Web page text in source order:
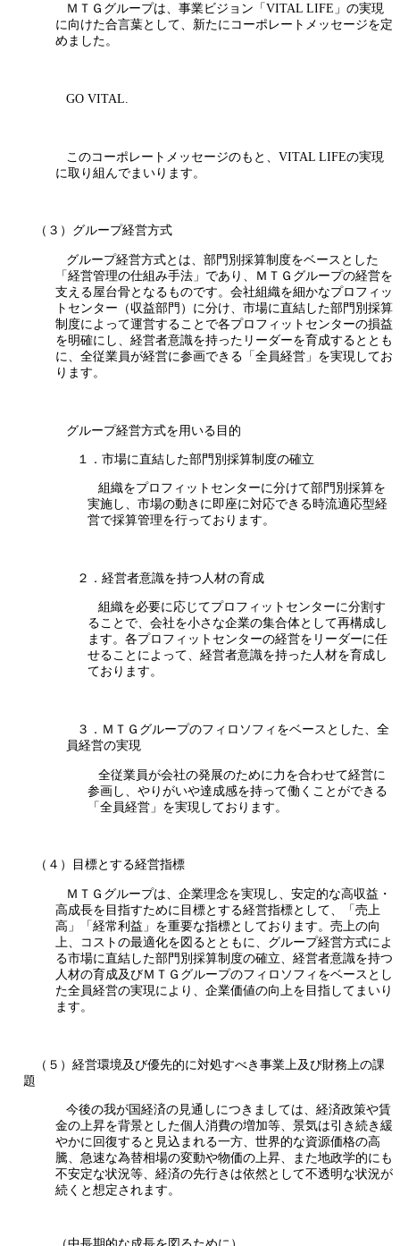
ＭＴＧグループは、事業ビジョン「VITAL LIFE」の実現
に向けた合言葉として、新たにコーポレートメッセージを定
めました。
GO VITAL.
このコーポレートメッセージのもと、VITAL LIFEの実現
に取り組んでまいります。
（３）グループ経営方式
グループ経営方式とは、部門別採算制度をベースとした
「経営管理の仕組み手法」であり、ＭＴＧグループの経営を
支える屋台骨となるものです。会社組織を細かなプロフィッ
トセンター（収益部門）に分け、市場に直結した部門別採算
制度によって運営することで各プロフィットセンターの損益
を明確にし、経営者意識を持ったリーダーを育成するととも
に、全従業員が経営に参画できる「全員経営」を実現してお
ります。
グループ経営方式を用いる目的
１．市場に直結した部門別採算制度の確立
組織をプロフィットセンターに分けて部門別採算を
実施し、市場の動きに即座に対応できる時流適応型経
営で採算管理を行っております。
２．経営者意識を持つ人材の育成
組織を必要に応じてプロフィットセンターに分割す
ることで、会社を小さな企業の集合体として再構成し
ます。各プロフィットセンターの経営をリーダーに任
せることによって、経営者意識を持った人材を育成し
ております。
３．ＭＴＧグループのフィロソフィをベースとした、全
員経営の実現
全従業員が会社の発展のために力を合わせて経営に
参画し、やりがいや達成感を持って働くことができる
「全員経営」を実現しております。
（４）目標とする経営指標
ＭＴＧグループは、企業理念を実現し、安定的な高収益・
高成長を目指すために目標とする経営指標として、「売上
高」「経常利益」を重要な指標としております。売上の向
上、コストの最適化を図るとともに、グループ経営方式によ
る市場に直結した部門別採算制度の確立、経営者意識を持つ
人材の育成及びＭＴＧグループのフィロソフィをベースとし
た全員経営の実現により、企業価値の向上を目指してまいり
ます。
（５）経営環境及び優先的に対処すべき事業上及び財務上の課
題
今後の我が国経済の見通しにつきましては、経済政策や賃
金の上昇を背景とした個人消費の増加等、景気は引き続き緩
やかに回復すると見込まれる一方、世界的な資源価格の高
騰、急速な為替相場の変動や物価の上昇、また地政学的にも
不安定な状況等、経済の先行きは依然として不透明な状況が
続くと想定されます。
（中長期的な成長を図るために）